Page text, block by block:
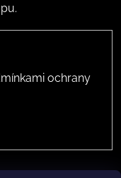
ochrany